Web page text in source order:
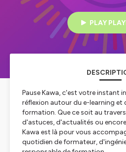
PLAY
Pause Kawa, c'est votre instant
réflexion autour du e-learning et
formation. Que ce soit au
d'astuces, d'actualités ou
Kawa est là pour vous
quotidien de formateur,